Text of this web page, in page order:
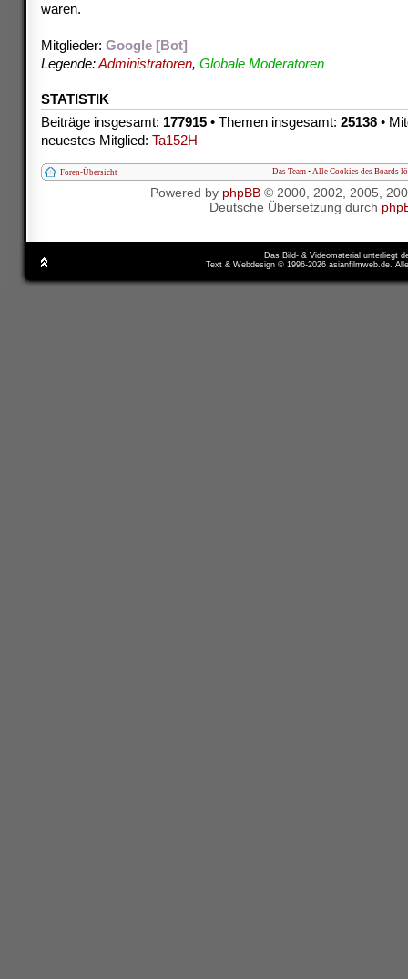
waren.
Mitglieder: Google [Bot]
Legende:Administratoren, Globale Moderatoren
STATISTIK
Beiträge insgesamt: 177915 • Themen insgesamt: 25138 •
neuestes Mitglied: Ta152H
Foren-Übersicht Das Team • Alle Cookies des Boards
Powered by phpBB© 2000, 2002, 2005,
Deutsche Übersetzung durch
Das Bild- & Videomaterial unterliegt
Text & Webdesign © 1996-2026 asianfilmweb.de.